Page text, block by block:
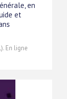
en
et
En ligne